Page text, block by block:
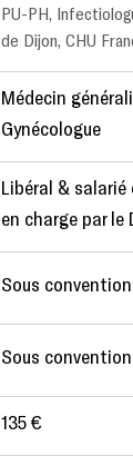
PU-PH,
de Dijon, CHU
Médecin
Gynécologue
Libéral &
en charge par le
Sous convention
Sous convention
135 €